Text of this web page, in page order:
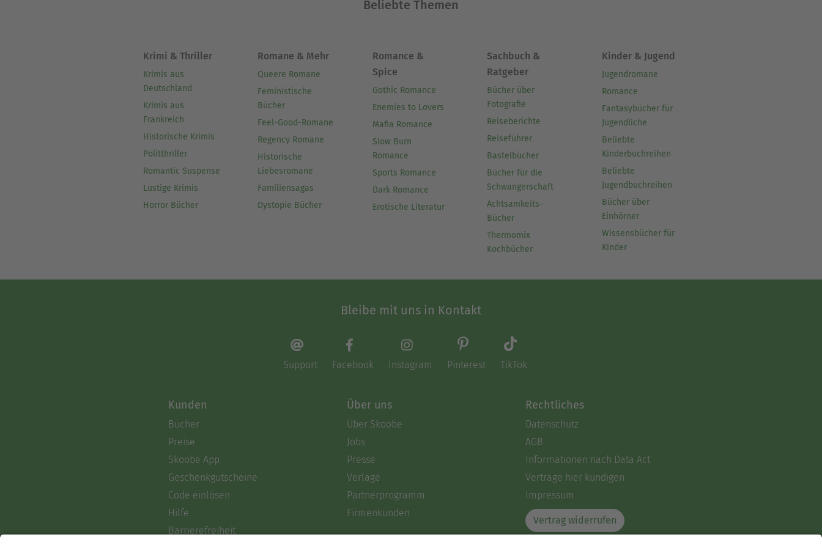
Beliebte Themen
Krimi & Thriller
Krimis aus
Deutschland
Krimis aus
Frankreich
Historische Krimis
Politthriller
Romantic Suspense
Lustige Krimis
Horror Bücher
Romane & Mehr
Queere Romane
Feministische
Bücher
Feel-Good-Romane
Regency Romane
Historische
Liebesromane
Familiensagas
Dystopie Bücher
Romance &
Spice
Gothic Romance
Enemies to Lovers
Mafia Romance
Slow Burn
Romance
Sports Romance
Dark Romance
Erotische Literatur
Sachbuch &
Ratgeber
Bücher über
Fotografie
Reiseberichte
Reiseführer
Bastelbücher
Bücher für die
Schwangerschaft
Achtsamkeits-
Bücher
Thermomix
Kochbücher
Kinder & Jugend
Jugendromane
Romance
Fantasybücher für
Jugendliche
Beliebte
Kinderbuchreihen
Beliebte
Jugendbuchreihen
Bücher über
Einhörner
Wissensbücher für
Kinder
Bleibe mit uns in Kontakt
Support Facebook Instagram Pinterest TikTok
Kunden
Bücher
Preise
Skoobe App
Geschenkgutscheine
Code einlösen
Hilfe
Barrierefreiheit
Über uns
Über Skoobe
Jobs
Presse
Verlage
Partnerprogramm
Firmenkunden
Rechtliches
Datenschutz
AGB
Informationen nach Data Act
Verträge hier kündigen
Impressum
Vertrag widerrufen